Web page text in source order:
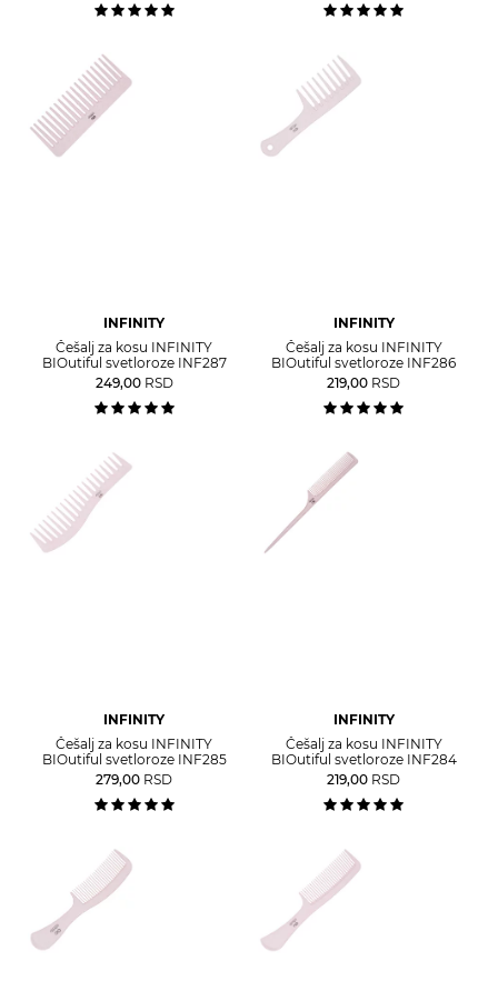
INFINITY
Češalj za kosu INFINITY
BIOutiful svetloroze INF287
249,00 RSD
INFINITY
Češalj za kosu INFINITY
BIOutiful svetloroze INF286
219,00 RSD
INFINITY
Češalj za kosu INFINITY
BIOutiful svetloroze INF285
279,00 RSD
INFINITY
Češalj za kosu INFINITY
BIOutiful svetloroze INF284
219,00 RSD